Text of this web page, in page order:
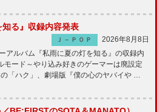
る』収録内容発表
Ｊ－ＰＯＰ
2026年8月8日
ルバム『私雨に夏の灯を知る』の収録内
ード～やり込み好きのゲーマーは廃設定
「ハク」、劇場版『僕の心のヤバイや …